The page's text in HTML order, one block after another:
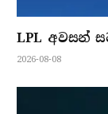
LPL අවසන්
2026-08-08